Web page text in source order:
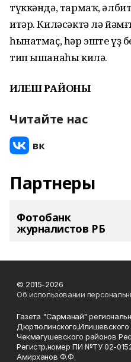
түккәндә, тармаҡ,
итәр. Киләсәктә лә
һынатмаҫ, һәр эште үҙ
тип ышанаһы килә.
ИЛЕШ РАЙОНЫ
Читайте нас
Партнеры
Фотобанк
журналистов РБ
© 2015-2026
Об использовании
Газета "Сарманай"
Дюртюлинского,Илишевского
Чекмагушевского районов
Регистр.номер ПИ №ТУ 02-
Амирханов Ф.Ф.